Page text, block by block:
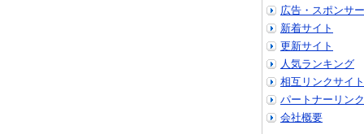
広告・スポンサ
新着サイト
更新サイト
人気ランキング
相互リンクサイト
パートナーリン
会社概要